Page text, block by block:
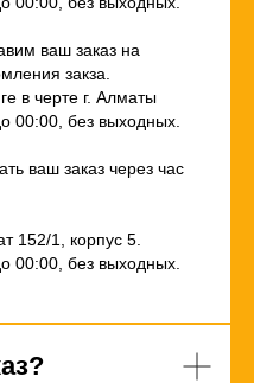
ваш заказ на
закза.
в черте г. Алматы
00:00, без выходных.
ваш заказ через час
152/1, корпус 5.
00:00, без выходных.